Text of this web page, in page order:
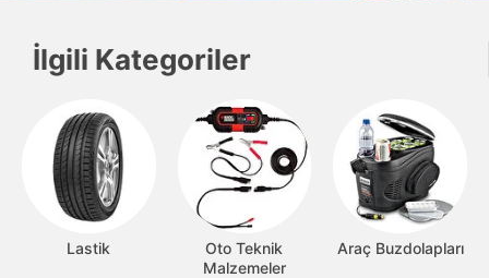
İlgili Kategoriler
Lastik
Oto Teknik
Malzemeler
Araç Buzdolapları